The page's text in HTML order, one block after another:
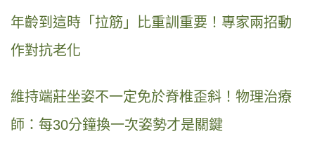
年齡到這時「拉筋」比重訓重要！專家兩招動
作對抗老化
維持端莊坐姿不一定免於脊椎歪斜！物理治療
師：每30分鐘換一次姿勢才是關鍵